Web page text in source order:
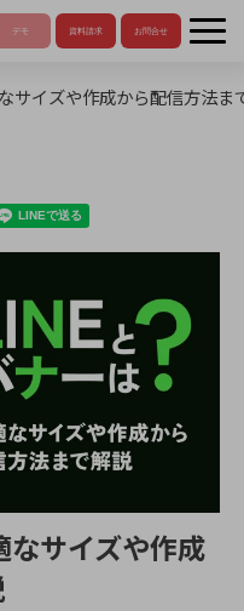
サイズや作成から配信方法ま
LINEで送る
なサイズや作成